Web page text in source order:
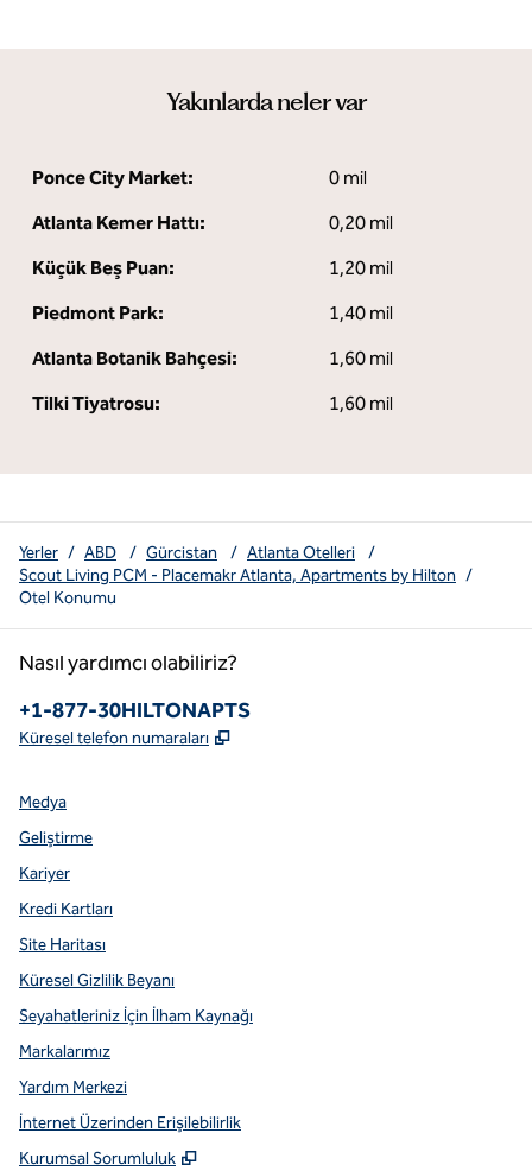
Yakınlarda neler var
Ponce City Market:
0 mil
Atlanta Kemer Hattı:
0,20 mil
Küçük Beş Puan:
1,20 mil
Piedmont Park:
1,40 mil
Atlanta Botanik Bahçesi:
1,60 mil
Tilki Tiyatrosu:
1,60 mil
Yerler / ABD / Gürcistan / Atlanta Otelleri
/
Scout Living PCM - Placemakr Atlanta, Apartments by Hilton /
Otel Konumu
Nasıl yardımcı olabiliriz?
Telefon:
+1-877-30HILTONAPTS
Küresel telefon numaraları ,
Medya
Geliştirme
Kariyer
Kredi Kartları
Site Haritası
Küresel Gizlilik Beyanı
Seyahatleriniz İçin İlham Kaynağı
Markalarımız
Yardım Merkezi
İnternet Üzerinden Erişilebilirlik
Kurumsal Sorumluluk
,